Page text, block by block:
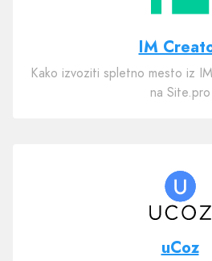
IM
Kako izvoziti spletno mesto iz
na Site.pro
uCoz